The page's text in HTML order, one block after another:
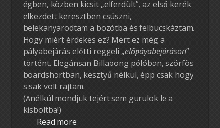
égben, közben kicsit „elferdült”, az első kerék
elkezdett keresztben csúszni,
belekanyarodtam a bozótba és felbucskáztam.
Hogy miért érdekes ez? Mert ez még a
pályabejárás előtti reggeli „előpáyabejáráson”
történt. Elegánsan Billabong pólóban, szörfös
boardshortban, kesztyű nélkül, épp csak hogy
sisak volt rajtam.
(Anélkül mondjuk tejért sem gurulok le a
kisboltba!)
Read more